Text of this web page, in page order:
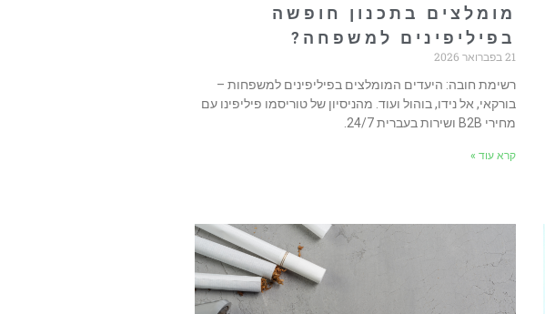
מומלצים בתכנון חופשה
בפיליפינים למשפחה?
21 בפברואר 2026
רשימת חובה: היעדים המומלצים בפיליפינים למשפחות –
בורקאי, אל נידו, בוהול ועוד. מהניסיון של טוריסמו פיליפינו עם
מחירי B2B ושירות בעברית 24/7.
קרא עוד »